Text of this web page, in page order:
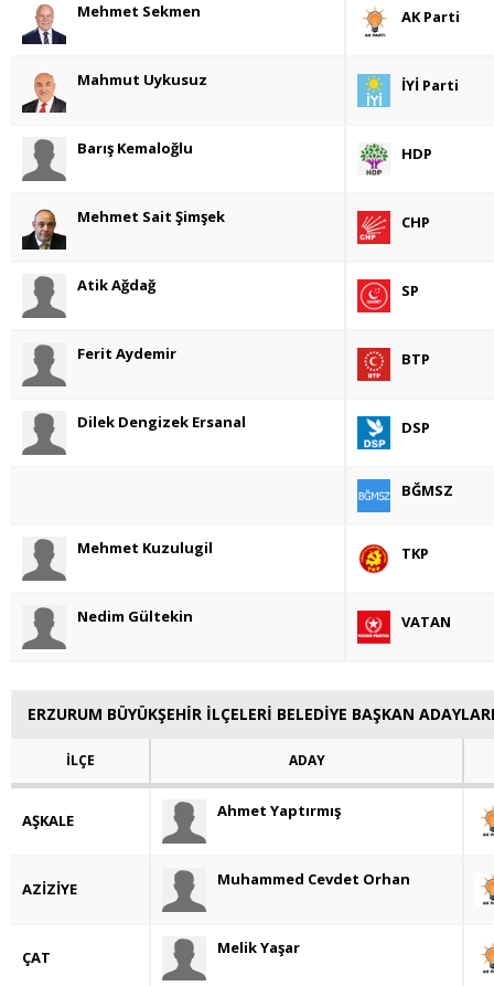
Mehmet Sekmen AK Parti
Mahmut Uykusuz İYİ Parti
Barış Kemaloğlu HDP
Mehmet Sait Şimşek CHP
Atik Ağdağ SP
Ferit Aydemir BTP
Dilek Dengizek Ersanal DSP
BĞMSZ
Mehmet Kuzulugil TKP
Nedim Gültekin VATAN
ERZURUM BÜYÜKŞEHİR İLÇELERİ BELEDİYE BAŞKAN ADAYLARI
İLÇE ADAY
AŞKALE Ahmet Yaptırmış
AZİZİYE Muhammed Cevdet Orhan
ÇAT Melik Yaşar